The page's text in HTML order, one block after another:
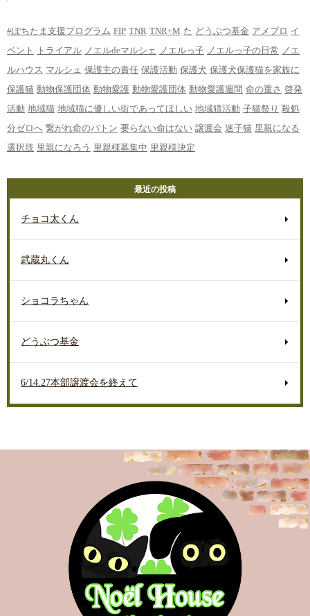
#ぽちたま支援プログラム FIP TNR TNR+M た どうぶつ基金 アメブロ イ
ベント
トライアル ノエルdeマルシェ ノエルっ子 ノエルっ子の日常 ノエ
ルハウス マルシェ 保護主の責任 保護活動 保護犬 保護犬保護猫を家族に
保護猫 動物保護団体 動物愛護 動物愛護団体 動物愛護週間 命の重さ 啓発
活動 地域猫 地域猫に優しい街であってほしい 地域猫活動 子猫祭り 殺処
分ゼロへ 繋がれ命のバトン 要らない命はない 譲渡会 迷子猫 里親になる
選択肢 里親になろう 里親様募集中 里親様決定
最近の投稿
チョコ太くん
武蔵丸くん
ショコラちゃん
どうぶつ基金
6/14.27本部譲渡会を終えて